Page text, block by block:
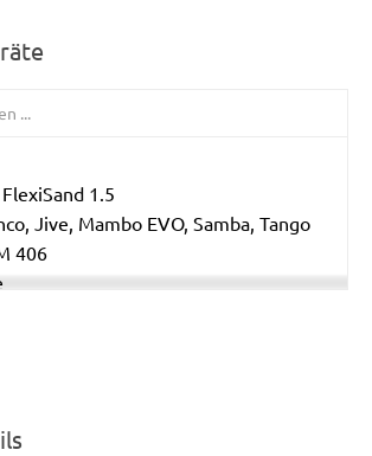
1.5
Jive, Mambo EVO, Samba, Tango
406